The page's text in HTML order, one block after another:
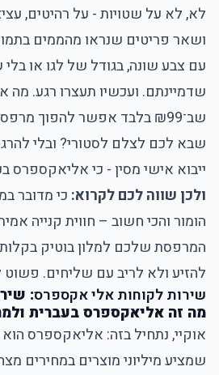
לא, לא על שטויות - על רהיטים,
ושאר פריטים שנראו מהממים
עם צבע שונה, בגודל של לגו או בלי
שדמיינתם. ועכשיו תעצרו רגע. מה
שב־₪99 בלבד אפשר להפוך
שבא לכם לצלם לסטורי? ובלי
ייבוא אישי מסין - כי אליאקספרס
ולכן שווה לכם לקרוא: כי מדובר
הומור והכי חשוב – חווית קנייה
המרפסת שלכם למלון בוטיק
להזיע ולא לריב עם שליחים. פשוט
שירות לקוחות אלי אקספרס:
מה זה אליאקספרס בעברית
אוקיי, נתחיל בזה: אליאקספרס הוא
שמציע מיליוני מוצרים במחירים